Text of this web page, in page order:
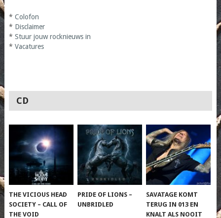
* Colofon
* Disclaimer
* Stuur jouw rocknieuws in
* Vacatures
CD
THE VICIOUS HEAD
SOCIETY – CALL OF
THE VOID
PRIDE OF LIONS –
UNBRIDLED
SAVATAGE KOMT
TERUG IN 013 EN
KNALT ALS NOOIT